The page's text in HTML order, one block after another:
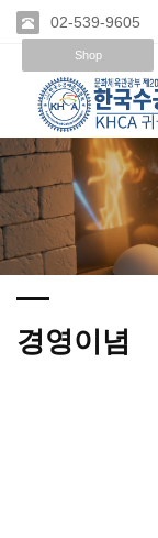
02-539-9605
Shop
경영이념